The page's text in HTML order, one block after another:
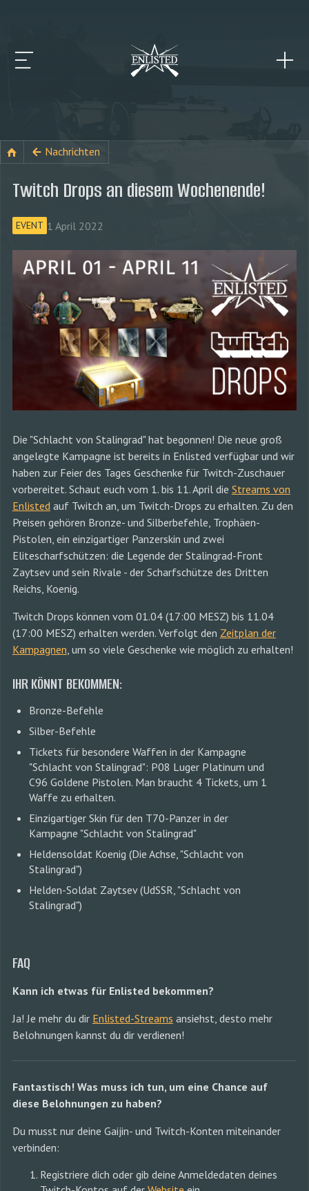
Nachrichten
Twitch Drops an diesem Wochenende!
EVENT 1 April 2022
Die "Schlacht von Stalingrad" hat begonnen! Die neue groß
angelegte Kampagne ist bereits in Enlisted verfügbar und wir
haben zur Feier des Tages Geschenke für Twitch-Zuschauer
vorbereitet. Schaut euch vom 1. bis 11. April die Streams von
Enlisted auf Twitch an, um Twitch-Drops zu erhalten. Zu den
Preisen gehören Bronze- und Silberbefehle, Trophäen-
Pistolen, ein einzigartiger Panzerskin und zwei
Elitescharfschützen: die Legende der Stalingrad-Front
Zaytsev und sein Rivale - der Scharfschütze des Dritten
Reichs, Koenig.
Twitch Drops können vom 01.04 (17:00 MESZ) bis 11.04
(17:00 MESZ) erhalten werden. Verfolgt den Zeitplan der
Kampagnen , um so viele Geschenke wie möglich zu erhalten!
IHR KÖNNT BEKOMMEN:
Bronze-Befehle
Silber-Befehle
Tickets für besondere Waffen in der Kampagne
"Schlacht von Stalingrad": P08 Luger Platinum und
C96 Goldene Pistolen. Man braucht 4 Tickets, um 1
Waffe zu erhalten.
Einzigartiger Skin für den T70-Panzer in der
Kampagne "Schlacht von Stalingrad"
Heldensoldat Koenig (Die Achse, "Schlacht von
Stalingrad")
Helden-Soldat Zaytsev (UdSSR, "Schlacht von
Stalingrad")
FAQ
Kann ich etwas für Enlisted bekommen?
Ja! Je mehr du dir Enlisted-Streams ansiehst, desto mehr
Belohnungen kannst du dir verdienen!
Fantastisch! Was muss ich tun, um eine Chance auf
diese Belohnungen zu haben?
Du musst nur deine Gaijin- und Twitch-Konten miteinander
verbinden:
Registriere dich oder gib deine Anmeldedaten deines